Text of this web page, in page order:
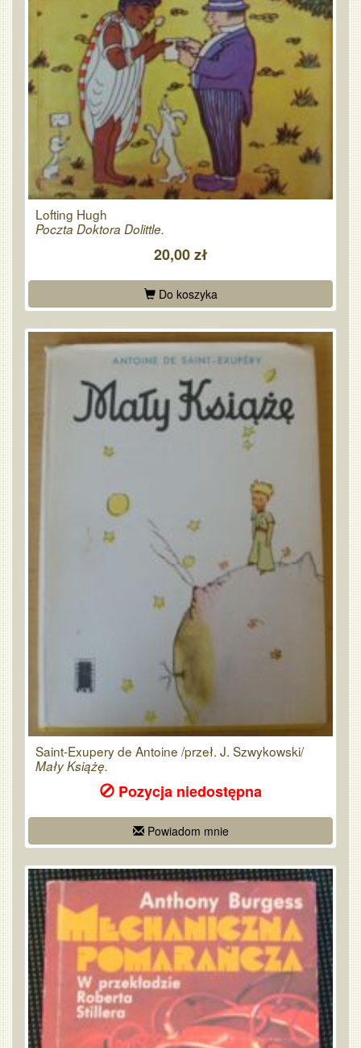
Lofting Hugh
Poczta Doktora Dolittle.
20,00 zł
Do koszyka
Saint-Exupery de Antoine /przeł. J. Szwykowski/
Mały Książę.
Pozycja niedostępna
Powiadom mnie